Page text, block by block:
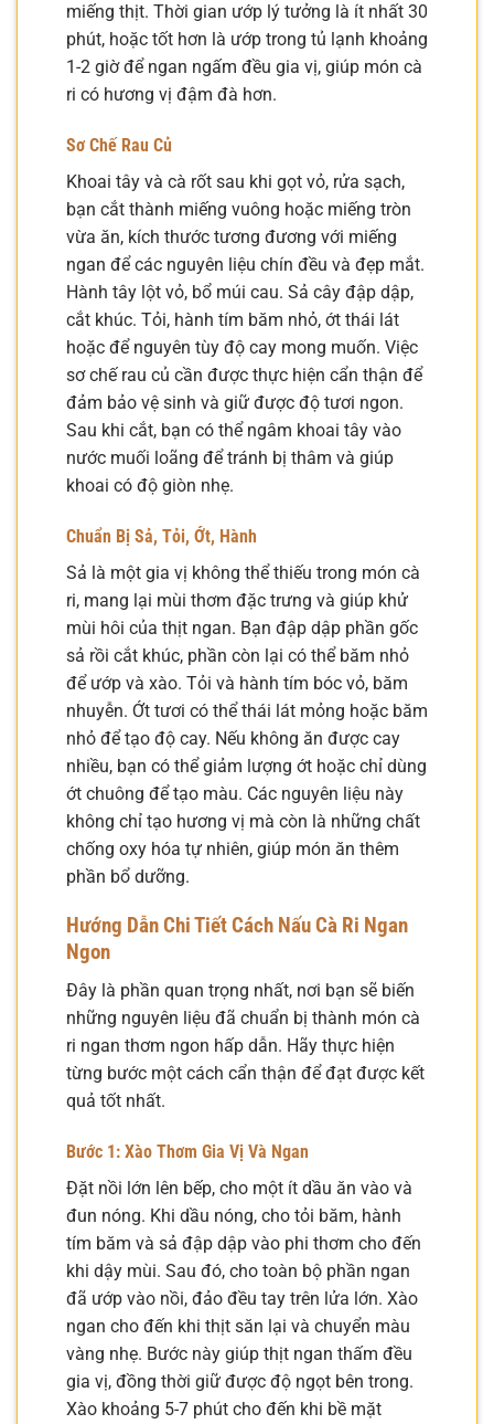
miếng thịt. Thời gian ướp lý tưởng là ít nhất 30
phút, hoặc tốt hơn là ướp trong tủ lạnh khoảng
1-2 giờ để ngan ngấm đều gia vị, giúp món cà
ri có hương vị đậm đà hơn.
Sơ Chế Rau Củ
Khoai tây và cà rốt sau khi gọt vỏ, rửa sạch,
bạn cắt thành miếng vuông hoặc miếng tròn
vừa ăn, kích thước tương đương với miếng
ngan để các nguyên liệu chín đều và đẹp mắt.
Hành tây lột vỏ, bổ múi cau. Sả cây đập dập,
cắt khúc. Tỏi, hành tím băm nhỏ, ớt thái lát
hoặc để nguyên tùy độ cay mong muốn. Việc
sơ chế rau củ cần được thực hiện cẩn thận để
đảm bảo vệ sinh và giữ được độ tươi ngon.
Sau khi cắt, bạn có thể ngâm khoai tây vào
nước muối loãng để tránh bị thâm và giúp
khoai có độ giòn nhẹ.
Chuẩn Bị Sả, Tỏi, Ớt, Hành
Sả là một gia vị không thể thiếu trong món cà
ri, mang lại mùi thơm đặc trưng và giúp khử
mùi hôi của thịt ngan. Bạn đập dập phần gốc
sả rồi cắt khúc, phần còn lại có thể băm nhỏ
để ướp và xào. Tỏi và hành tím bóc vỏ, băm
nhuyễn. Ớt tươi có thể thái lát mỏng hoặc băm
nhỏ để tạo độ cay. Nếu không ăn được cay
nhiều, bạn có thể giảm lượng ớt hoặc chỉ dùng
ớt chuông để tạo màu. Các nguyên liệu này
không chỉ tạo hương vị mà còn là những chất
chống oxy hóa tự nhiên, giúp món ăn thêm
phần bổ dưỡng.
Hướng Dẫn Chi Tiết Cách Nấu Cà Ri Ngan
Ngon
Đây là phần quan trọng nhất, nơi bạn sẽ biến
những nguyên liệu đã chuẩn bị thành món cà
ri ngan thơm ngon hấp dẫn. Hãy thực hiện
từng bước một cách cẩn thận để đạt được kết
quả tốt nhất.
Bước 1: Xào Thơm Gia Vị Và Ngan
Đặt nồi lớn lên bếp, cho một ít dầu ăn vào và
đun nóng. Khi dầu nóng, cho tỏi băm, hành
tím băm và sả đập dập vào phi thơm cho đến
khi dậy mùi. Sau đó, cho toàn bộ phần ngan
đã ướp vào nồi, đảo đều tay trên lửa lớn. Xào
ngan cho đến khi thịt săn lại và chuyển màu
vàng nhẹ. Bước này giúp thịt ngan thấm đều
gia vị, đồng thời giữ được độ ngọt bên trong.
Xào khoảng 5-7 phút cho đến khi bề mặt